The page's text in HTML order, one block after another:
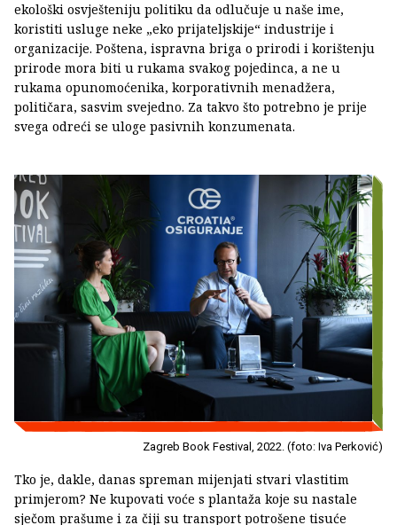
ekološki osvješteniju politiku da odlučuje u naše ime,
koristiti usluge neke „eko prijateljskije“ industrije i
organizacije. Poštena, ispravna briga o prirodi i korištenju
prirode mora biti u rukama svakog pojedinca, a ne u
rukama opunomoćenika, korporativnih menadžera,
političara, sasvim svejedno. Za takvo što potrebno je prije
svega odreći se uloge pasivnih konzumenata.
Zagreb Book Festival, 2022. (foto: Iva Perković)
Tko je, dakle, danas spreman mijenjati stvari vlastitim
primjerom? Ne kupovati voće s plantaža koje su nastale
sječom prašume i za čiji su transport potrošene tisuće